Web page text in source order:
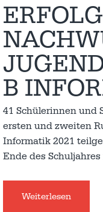
B
41 Schülerinnen und
ersten und zweiten
Informatik 2021
Ende des
Weiterlesen